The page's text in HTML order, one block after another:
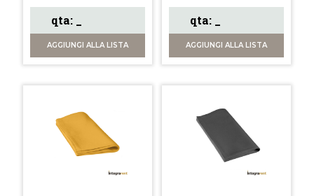
AGGIUNGIALLA LISTA AGGIUNGI ALLA LISTA